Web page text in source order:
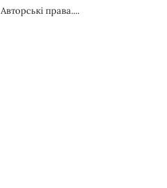
Авторські права....